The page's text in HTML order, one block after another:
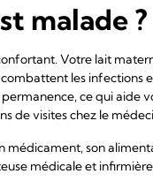
malade ?
Votre lait
les infections
ce qui aide
de visites chez le
médicament, son
médicale et